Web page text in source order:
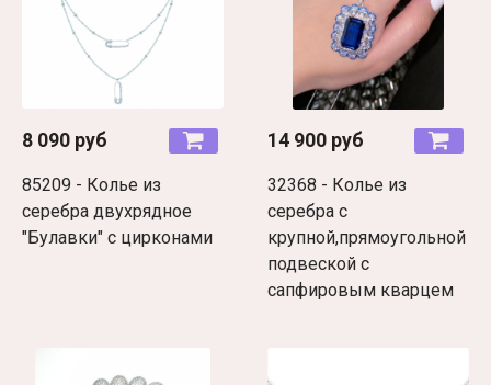
8 090 руб
85209 - Колье из
серебра двухрядное
"Булавки" с цирконами
14 900 руб
32368 - Колье из
серебра с
крупной,прямоугольной
подвеской с
сапфировым кварцем